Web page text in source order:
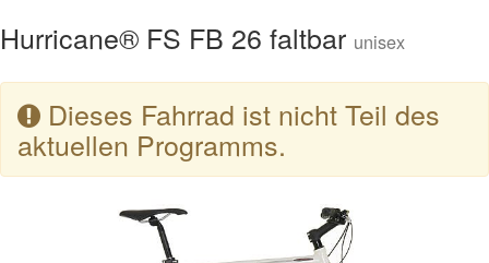
Hurricane® FS FB 26 faltbar unisex
Dieses Fahrrad ist nicht Teil des
aktuellen Programms.